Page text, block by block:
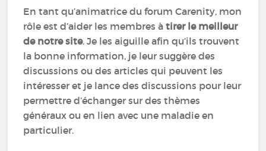
En tant qu’animatrice du forum Carenity, mon
rôle est d’aider les membres àtirer le meilleur
de notre site. Je les aiguille afin qu’ils trouvent
la bonne information, je leur suggère des
discussions ou des articles qui peuvent les
intéresser et je lance des discussions pour leur
permettre d’échanger sur des thèmes
généraux ou en lien avec une maladie en
particulier.